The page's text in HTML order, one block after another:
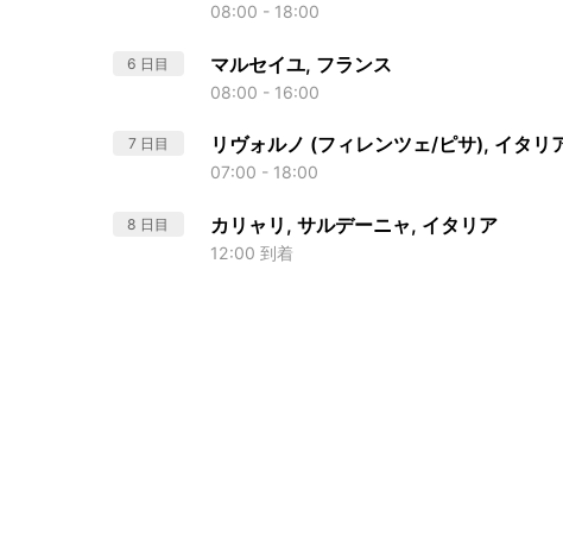
08:00 - 18:00
6 日目 マルセイユ, フランス
08:00 - 16:00
7 日目 リヴォルノ (フィレンツェ/ピサ), イタリ
07:00 - 18:00
8 日目 カリャリ, サルデーニャ, イタリア
12:00 到着